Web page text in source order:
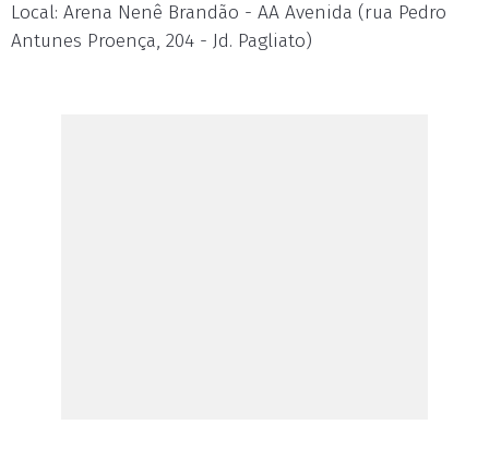
Local: Arena Nenê Brandão - AA Avenida (rua Pedro
Antunes Proença, 204 - Jd. Pagliato)